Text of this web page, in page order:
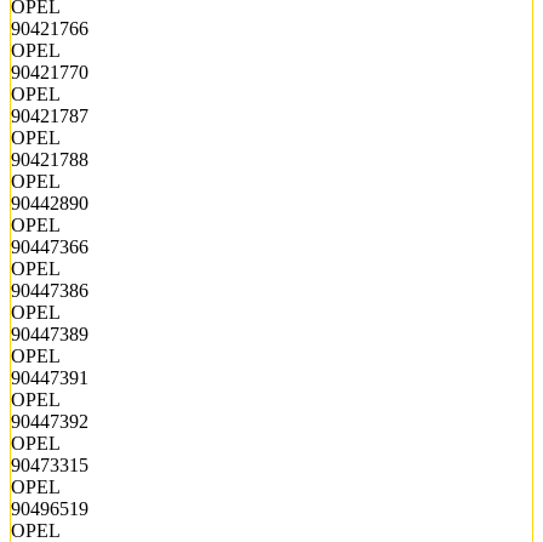
OPEL
90421766
OPEL
90421770
OPEL
90421787
OPEL
90421788
OPEL
90442890
OPEL
90447366
OPEL
90447386
OPEL
90447389
OPEL
90447391
OPEL
90447392
OPEL
90473315
OPEL
90496519
OPEL